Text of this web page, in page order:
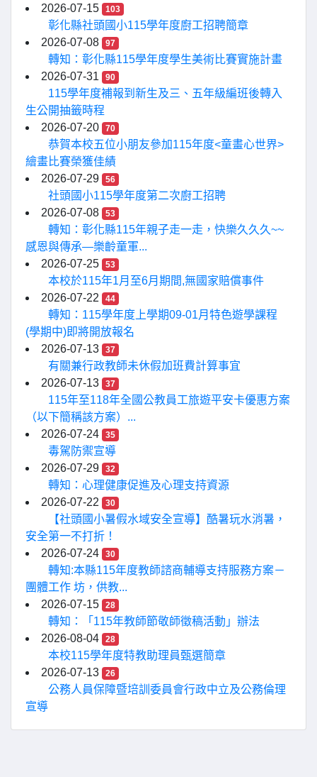
2026-07-15
103
彰化縣社頭國小115學年度廚工招聘簡章
2026-07-08
97
轉知：彰化縣115學年度學生美術比賽實施計畫
2026-07-31
90
115學年度補報到新生及三、五年級編班後轉入
生公開抽籤時程
2026-07-20
70
恭賀本校五位小朋友參加115年度<童畫心世界>
繪畫比賽榮獲佳績
2026-07-29
56
社頭國小115學年度第二次廚工招聘
2026-07-08
53
轉知：彰化縣115年親子走一走，快樂久久久~~
感恩與傳承—樂齡童軍...
2026-07-25
53
本校於115年1月至6月期間,無國家賠償事件
2026-07-22
44
轉知：115學年度上學期09-01月特色遊學課程
(學期中)即將開放報名
2026-07-13
37
有關兼行政教師未休假加班費計算事宜
2026-07-13
37
115年至118年全國公教員工旅遊平安卡優惠方案
（以下簡稱該方案）...
2026-07-24
35
毒駕防禦宣導
2026-07-29
32
轉知：心理健康促進及心理支持資源
2026-07-22
30
【社頭國小暑假水域安全宣導】酷暑玩水消暑，
安全第一不打折！
2026-07-24
30
轉知:本縣115年度教師諮商輔導支持服務方案－
團體工作 坊，供教...
2026-07-15
28
轉知：「115年教師節敬師徵稿活動」辦法
2026-08-04
28
本校115學年度特教助理員甄選簡章
2026-07-13
26
公務人員保障暨培訓委員會行政中立及公務倫理
宣導